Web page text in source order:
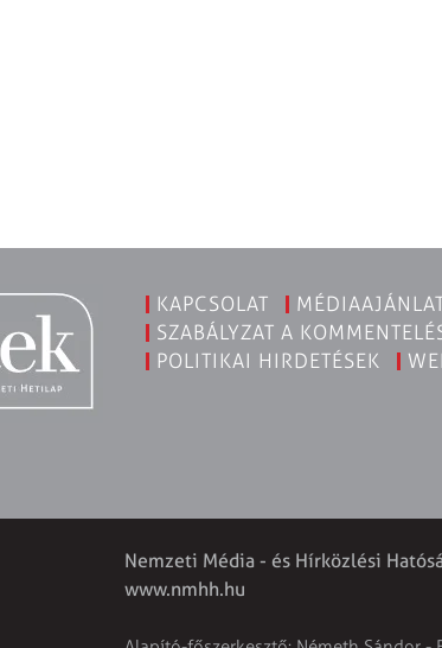
KAPCSOLAT
SZABÁLYZAT A
POLITIKAI HIRDETÉSEK
Nemzeti Média - és Hírközlési
www.nmhh.hu